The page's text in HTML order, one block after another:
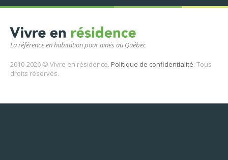
La référence en habitation pour ainés au Québec
2010-2026 © Vivre en résidence. Politique de confidentialité. Tous
droits réservés.